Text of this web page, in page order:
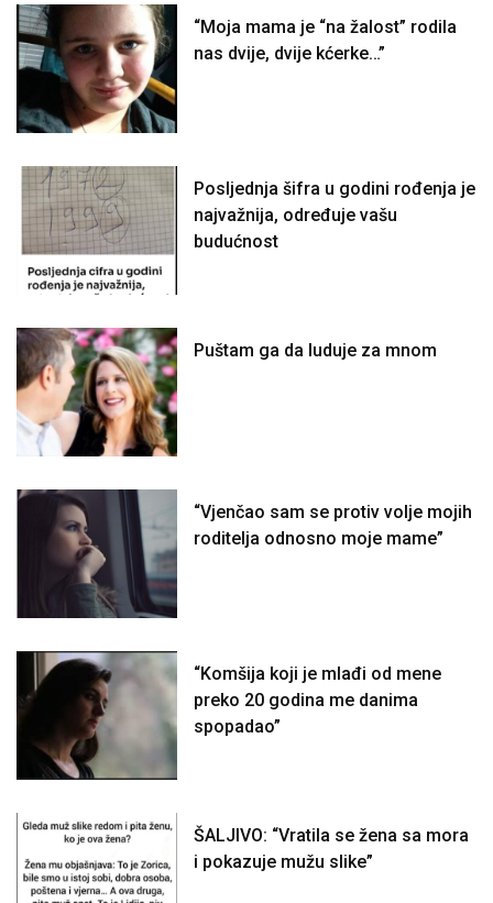
“Moja mama je “na žalost” rodila
nas dvije, dvije kćerke…”
Posljednja šifra u godini rođenja je
najvažnija, određuje vašu
budućnost
Puštam ga da luduje za mnom
“Vjenčao sam se protiv volje mojih
roditelja odnosno moje mame”
“Komšija koji je mlađi od mene
preko 20 godina me danima
spopadao”
ŠALJIVO: “Vratila se žena sa mora
i pokazuje mužu slike”